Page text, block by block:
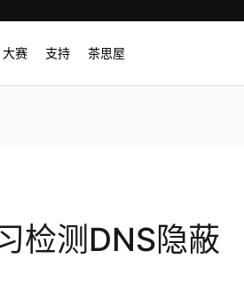
大赛 支持 茶思屋
检测DNS隐蔽